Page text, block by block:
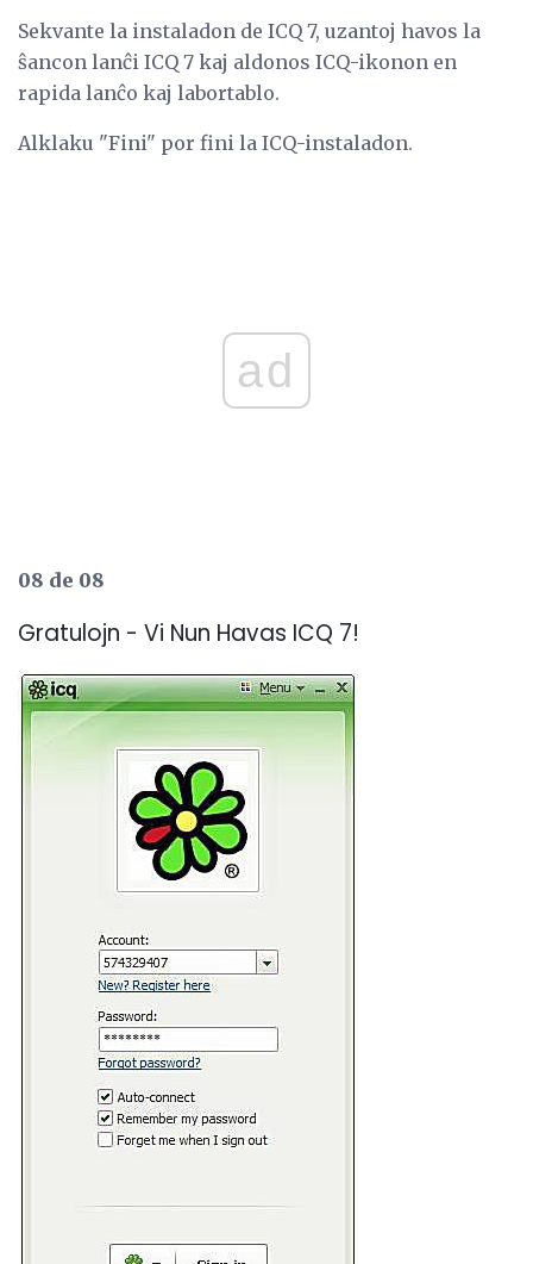
Sekvante la instaladon de ICQ 7, uzantoj havos la
ŝancon lanĉi ICQ 7 kaj aldonos ICQ-ikonon en
rapida lanĉo kaj labortablo.
Alklaku "Fini" por fini la ICQ-instaladon.
ad
08 de 08
Gratulojn - Vi Nun Havas ICQ 7!